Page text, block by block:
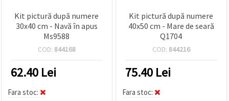
Kit pictură după numere
30x40 cm - Navă în apus
Ms9588
COD: 844168
62.40 Lei
Fara stoc:
Kit pictură după numere
40x50 cm - Mare de seară
Q1704
COD: 844216
75.40 Lei
Fara stoc: